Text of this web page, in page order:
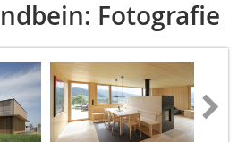
Fotografie